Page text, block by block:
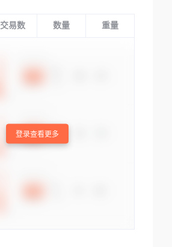
交易数 数量 重量
登录查看更多